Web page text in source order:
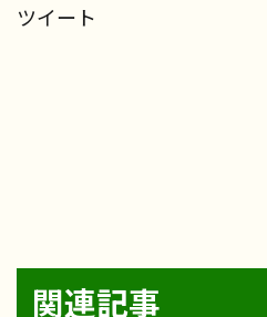
ツイート
関連記事
お食事
フェリエ ドゥ 高座渋谷
2026年7月30日